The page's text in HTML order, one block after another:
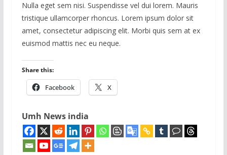
Nulla eget sem nisi. Suspendisse vel dui lorem. Mauris
tristique ullamcorper rhoncus. Lorem ipsum dolor sit
amet, consectetur adipiscing elit. Morbi quis sem at ex
euismod mattis nec eu neque.
Share this:
Facebook X
Umh News india